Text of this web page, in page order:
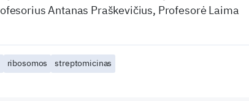
Antanas Praškevičius, Profesorė Laima
ribosomos streptomicinas